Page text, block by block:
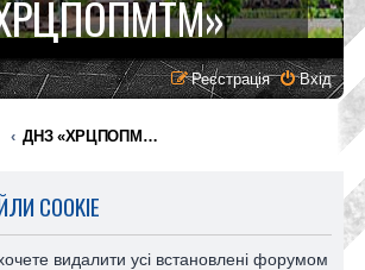
Вхід
Реєстрація
ДНЗ «ХРЦПОПМТМ»
COOKIE
видалити усі встановлені форумом